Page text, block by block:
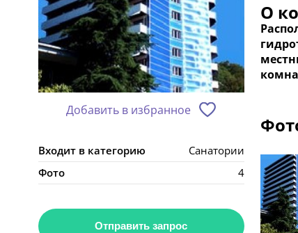
Добавить в избранное
Входит в категорию
Санатории
Фото
4
Отправить запрос
О